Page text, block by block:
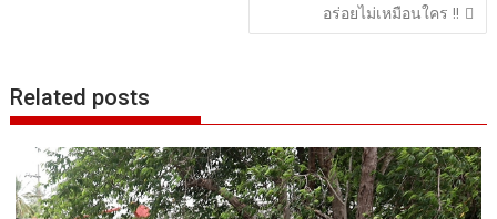
อร่อยไม่เหมือนใคร !!
Related posts